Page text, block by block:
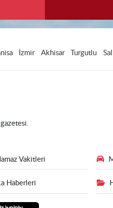
İzmir Akhisar Turgutlu
Vakitleri
Haberleri